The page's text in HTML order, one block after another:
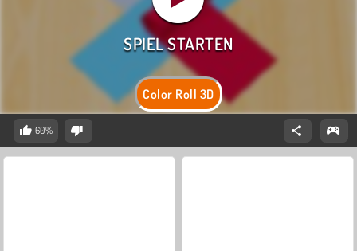
Color Roll 3D
60%